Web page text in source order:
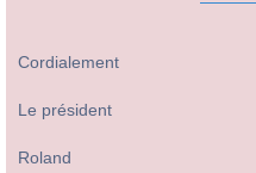
Cordialement
Le président
Roland